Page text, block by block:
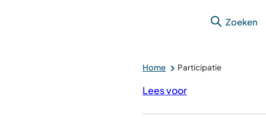
Zoeken
Home Participatie
Lees voor